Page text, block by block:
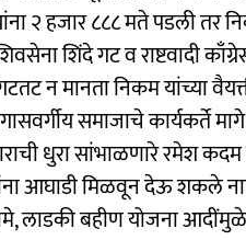
२ हजार ८८८ मते पडली तर
शिंदे गट व राष्टवादी
न मानता निकम यांच्या
समाजाचे कार्यकर्ते
धुरा सांभाळणारे रमेश
आघाडी मिळवून देऊ शकले
लाडकी बहीण योजना